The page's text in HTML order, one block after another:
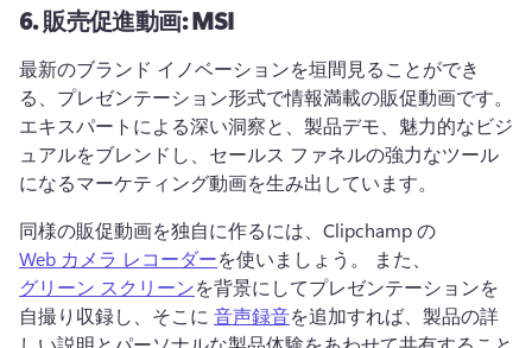
6.販売促進動画: MSI
最新のブランド イノベーションを垣間見ることができ
エキスパートによる深い洞察と、製品デモ、魅力的なビジ
ュアルをブレンドし、セールス ファネルの強力なツール
になるマーケティング動画を生み出しています。
同様の販促動画を独自に作るには、Clipchamp の
Web カメラ レコーダーを使いましょう。
また、
グリーン スクリーンを背景にしてプレゼンテーションを
自撮り収録し、そこに 音声録音を追加すれば、製品の詳